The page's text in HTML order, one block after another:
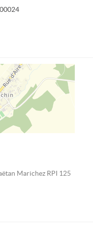
Marichez RPI 125